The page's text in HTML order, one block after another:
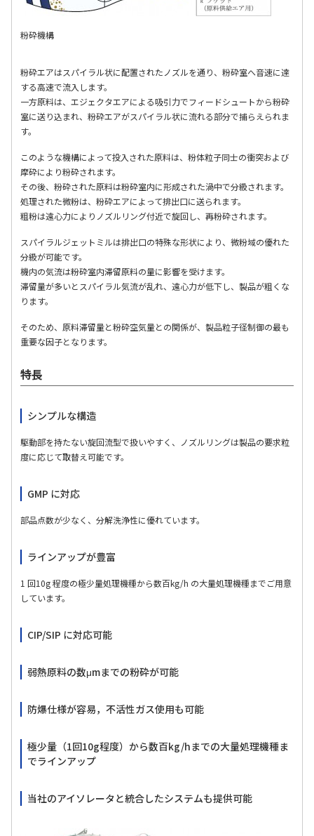
粉砕機構
粉砕エアはスパイラル状に配置されたノズルを通り、粉砕室へ音速に達
する高速で流入します。
一方原料は、エジェクタエアによる吸引力でフィードシュートから粉砕
室に送り込まれ、粉砕エアがスパイラル状に流れる部分で捕らえられま
す。
このような機構によって投入された原料は、粉体粒子同士の衝突および
摩砕により粉砕されます。
その後、粉砕された原料は粉砕室内に形成された渦中で分級されます。
処理された微粉は、粉砕エアによって排出口に送られます。
粗粉は遠心力によりノズルリング付近で旋回し、再粉砕されます。
スパイラルジェットミルは排出口の特殊な形状により、微粉域の優れた
分級が可能です。
機内の気流は粉砕室内滞留原料の量に影響を受けます。
滞留量が多いとスパイラル気流が乱れ、遠心力が低下し、製品が粗くな
ります。
そのため、原料滞留量と粉砕空気量との関係が、製品粒子径制御の最も
重要な因子となります。
特長
シンプルな構造
駆動部を持たない旋回流型で扱いやすく、ノズルリングは製品の要求粒
度に応じて取替え可能です。
GMP に対応
部品点数が少なく、分解洗浄性に優れています。
ラインアップが豊富
1 回10g 程度の極少量処理機種から数百kg/h の大量処理機種までご用意
しています。
CIP/SIP に対応可能
弱熱原料の数μmまでの粉砕が可能
防爆仕様が容易，不活性ガス使用も可能
極少量（1回10g程度）から数百kg/hまでの大量処理機種ま
でラインアップ
当社のアイソレータと統合したシステムも提供可能